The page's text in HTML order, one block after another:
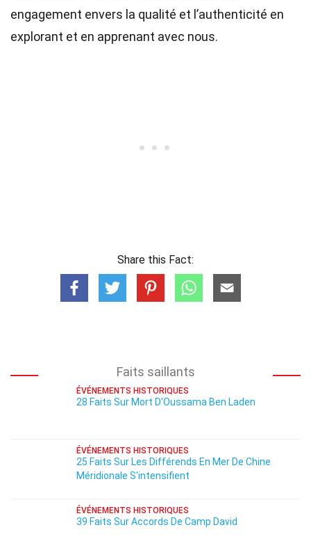
engagement envers la qualité et l’authenticité en
explorant et en apprenant avec nous.
Share this Fact:
Faits saillants
ÉVÉNEMENTS HISTORIQUES
28 Faits Sur Mort D'Oussama Ben Laden
ÉVÉNEMENTS HISTORIQUES
25 Faits Sur Les Différends En Mer De Chine
Méridionale S'intensifient
ÉVÉNEMENTS HISTORIQUES
39 Faits Sur Accords De Camp David